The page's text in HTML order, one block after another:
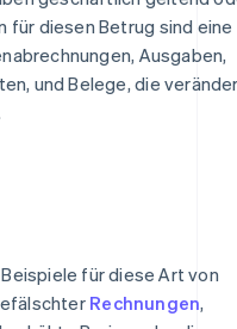
für diesen Betrug sind eine
Ausgaben,
und Belege, die
für diese Art von
Rechnungen,